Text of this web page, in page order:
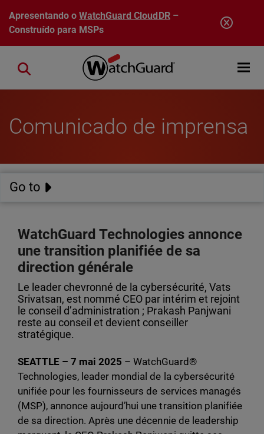
Pular para o conteúdo principal
Apresentando oWatchGuard CloudDR–
Construído para MSPs
Open
Close search
Comunicado de imprensa
Go to
WatchGuard Technologies annonce
une transition planifiée de sa
direction générale
Le leader chevronné de la cybersécurité, Vats
Srivatsan, est nommé CEO par intérim et rejoint
le conseil d’administration ; Prakash Panjwani
reste au conseil et devient conseiller
stratégique.
SEATTLE – 7 mai 2025 – WatchGuard®
Technologies, leader mondial de la cybersécurité
unifiée pour les fournisseurs de services managés
(MSP), annonce aujourd’hui une transition planifiée
de sa direction. Après une décennie de leadership